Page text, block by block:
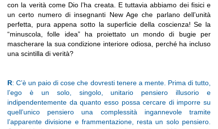
con la verità come Dio l’ha creata. E tuttavia abbiamo dei fisici e
un certo numero di insegnanti New Age che parlano dell’unità
perfetta, pura appena sotto la superficie della coscienza! Se la
“minuscola, folle idea” ha proiettato un mondo di bugie per
mascherare la sua condizione interiore odiosa, perché ha incluso
una scintilla di verità?
R: C’è un paio di cose che dovresti tenere a mente. Prima di tutto,
l’ego è un solo, singolo, unitario pensiero illusorio e
indipendentemente da quanto esso possa cercare di imporre su
quell’unico pensiero una complessità ingannevole tramite
l’apparente divisione e frammentazione, resta un solo pensiero.